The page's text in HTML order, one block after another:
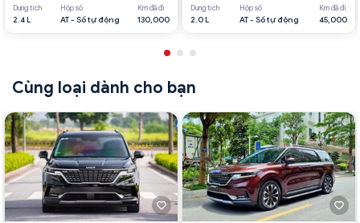
Dung tích
2.4 L
Hộp số
AT - Số tự động
Km đã đi
130,000
Dung tích
2.0 L
Hộp số
AT - Số tự động
Km đã đi
45,000
Cùng loại dành cho bạn